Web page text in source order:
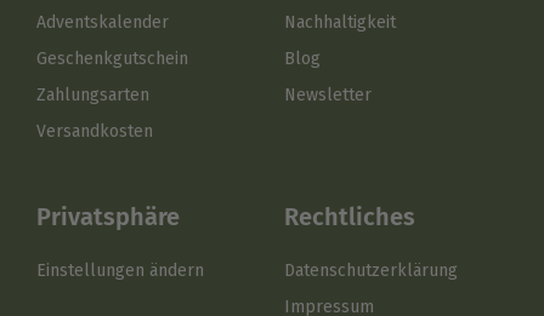
Adventskalender
Geschenkgutschein
Zahlungsarten
Versandkosten
Nachhaltigkeit
Blog
Newsletter
Privatsphäre
Einstellungen ändern
Rechtliches
Datenschutzerklärung
Impressum